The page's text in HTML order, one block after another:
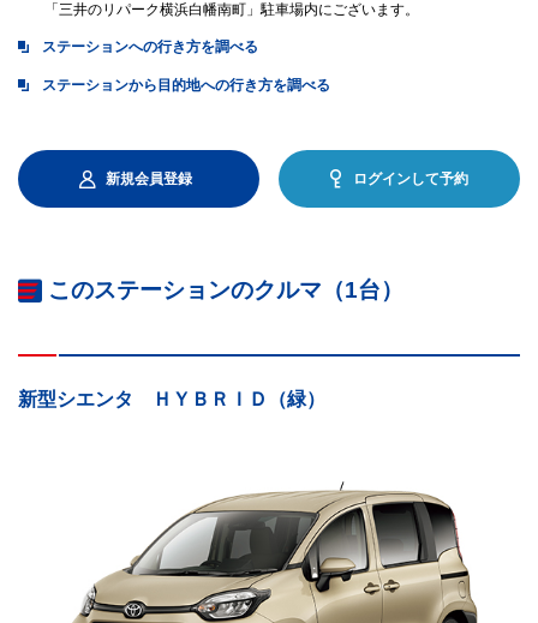
「三井のリパーク横浜白幡南町」駐車場内にございます。
ステーションへの行き方を調べる
ステーションから目的地への行き方を調べる
新規会員登録 ログインして予約
このステーションのクルマ（1台）
新型シエンタ ＨＹＢＲＩＤ（緑）